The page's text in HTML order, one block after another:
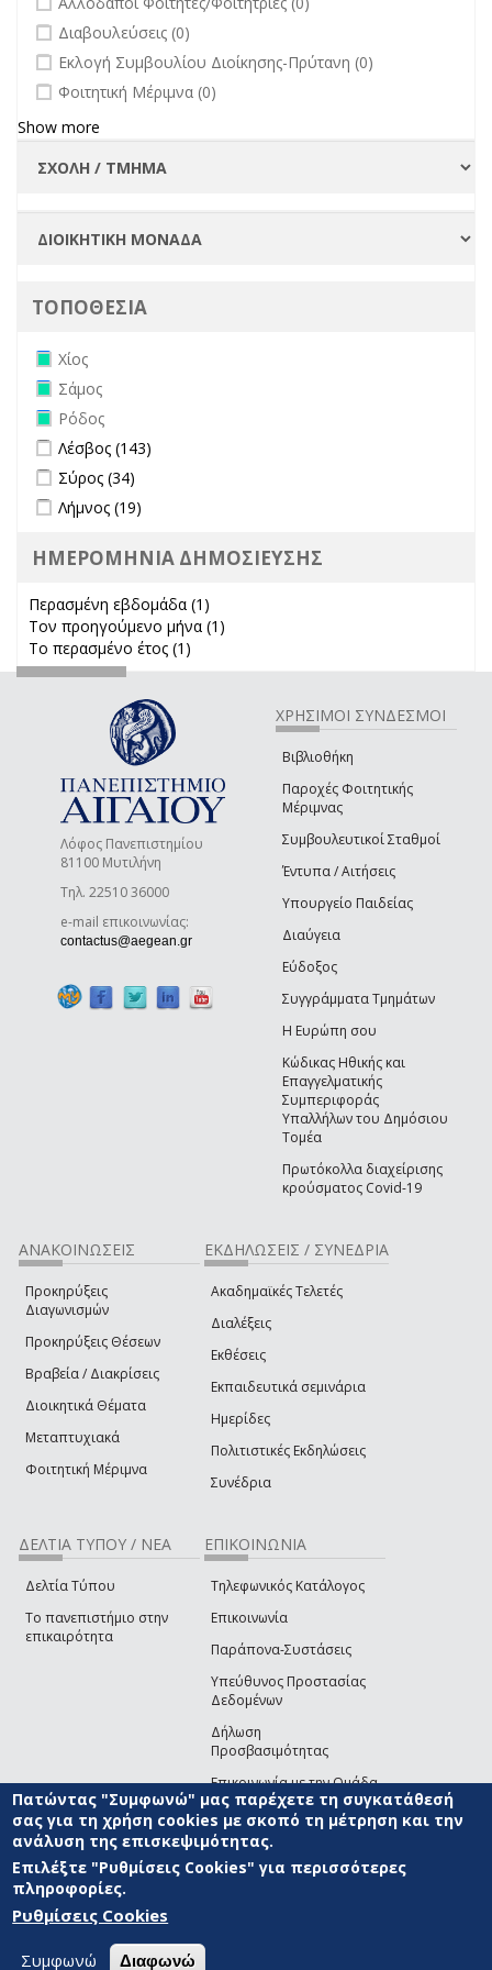
undefined
Διαβουλεύσεις (0)
undefined
Εκλογή Συμβουλίου Διοίκησης-Πρύτανη (0)
undefined
Φοιτητική Μέριμνα (0)
Show more
ΤΟΠΟΘΕΣΙΑ
Remove Χίος filter
Χίος
Remove Σάμος filter
Σάμος
Remove Ρόδος filter
Ρόδος
Apply Λέσβος filter
Λέσβος (143)
Apply Σύρος filter
Σύρος (34)
Apply Λήμνος filter
Λήμνος (19)
ΗΜΕΡΟΜΗΝΙΑ ΔΗΜΟΣΙΕΥΣΗΣ
Περασμένη εβδομάδα (1)
Τον προηγούμενο μήνα (1)
Το περασμένο έτος (1)
Λόφος Πανεπιστημίου
81100 Μυτιλήνη
Τηλ. 22510 36000
e-mail επικοινωνίας:
contactus@aegean.gr (link sends e-mail)
ΧΡΗΣΙΜΟΙ ΣΥΝΔΕΣΜΟΙ
Βιβλιοθήκη
Παροχές Φοιτητικής
Μέριμνας
Συμβουλευτικοί Σταθμοί
Έντυπα / Αιτήσεις
Υπουργείο Παιδείας
Διαύγεια
Εύδοξος
Συγγράμματα Τμημάτων
Η Ευρώπη σου
Κώδικας Ηθικής και
Επαγγελματικής
Συμπεριφοράς
Υπαλλήλων του Δημόσιου
Τομέα
Πρωτόκολλα διαχείρισης
κρούσματος Covid-19
ΑΝΑΚΟΙΝΩΣΕΙΣ
Προκηρύξεις
Διαγωνισμών
Προκηρύξεις Θέσεων
Βραβεία / Διακρίσεις
Διοικητικά Θέματα
Μεταπτυχιακά
Φοιτητική Μέριμνα
ΕΚΔΗΛΩΣΕΙΣ / ΣΥΝΕΔΡΙΑ
Ακαδημαϊκές Τελετές
Διαλέξεις
Εκθέσεις
Εκπαιδευτικά σεμινάρια
Ημερίδες
Πολιτιστικές Εκδηλώσεις
Συνέδρια
ΔΕΛΤΙΑ ΤΥΠΟΥ / ΝΕΑ
Δελτία Τύπου
Το πανεπιστήμιο στην
επικαιρότητα
ΕΠΙΚΟΙΝΩΝΙΑ
Τηλεφωνικός Κατάλογος
Επικοινωνία
Παράπονα-Συστάσεις
Υπεύθυνος Προστασίας
Δεδομένων
Δήλωση
Προσβασιμότητας
Επικοινωνία με την Ομάδα
Ανάπτυξης του site(link sends e-mail)
© ΠΑΝΕΠΙΣΤΗΜΙΟ ΑΙΓΑΙΟΥ ΟΡΟΙ ΧΡΗΣΗΣ
ΑΝΑΠΤΥΞΗΣ
Πατώντας "Συμφωνώ" μας παρέχετε τη συγκατάθεσή
σας για τη χρήση cookies με σκοπό τη μέτρηση και την
ανάλυση της επισκεψιμότητας.
Επιλέξτε "Ρυθμίσεις Cookies" για περισσότερες
πληροφορίες.
Ρυθμίσεις Cookies
Συμφωνώ Διαφωνώ